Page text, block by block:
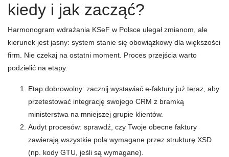
kiedy i jak zacząć?
Harmonogram wdrażania KSeF w Polsce ulegał zmianom, ale
kierunek jest jasny: system stanie się obowiązkowy dla większości
firm. Nie czekaj na ostatni moment. Proces przejścia warto
podzielić na etapy.
Etap dobrowolny: zacznij wystawiać e-faktury już teraz, aby
przetestować integrację swojego CRM z bramką
ministerstwa na mniejszej grupie klientów.
Audyt procesów: sprawdź, czy Twoje obecne faktury
zawierają wszystkie pola wymagane przez strukturę XSD
(np. kody GTU, jeśli są wymagane).